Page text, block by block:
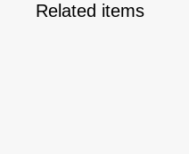
Related items